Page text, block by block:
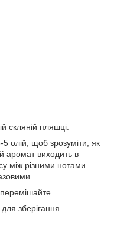
скляній пляшці.
олій, щоб зрозуміти, як
аромат виходить в
між різними нотами
зберігання.